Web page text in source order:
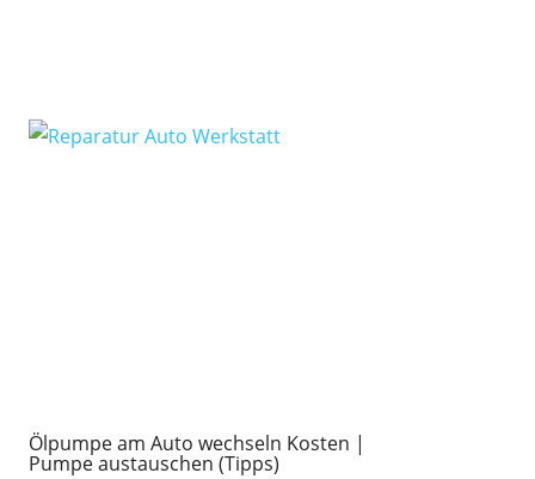
Ölpumpe am Auto wechseln Kosten |
Pumpe austauschen (Tipps)